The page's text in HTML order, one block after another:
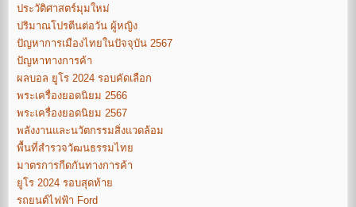
ประวัติศาสตร์มุมใหม่
ปริมาณโปรตีนต่อวัน ผู้หญิง
ปัญหาการเมืองไทยในปัจจุบัน 2567
ปัญหาทางการค้า
ผลบอล ยูโร 2024 รอบคัดเลือก
พระเครื่องยอดนิยม 2566
พระเครื่องยอดนิยม 2567
พลังงานและนวัตกรรมสิ่งแวดล้อม
พื้นที่สำรวจวัฒนธรรมไทย
มาตรการกีดกันทางการค้า
ยูโร 2024 รอบสุดท้าย
รถยนต์ไฟฟ้า Ford